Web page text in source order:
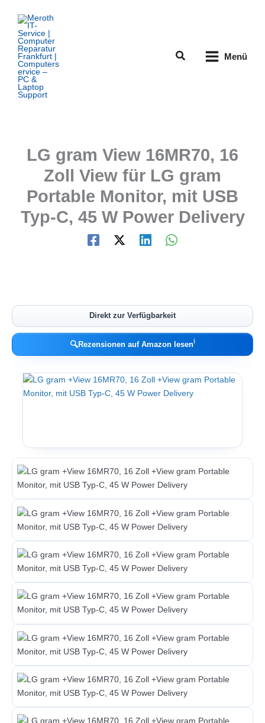
Inhalt
springen
Suchen Menü
LG gram View 16MR70, 16
Zoll View für LG gram
Portable Monitor, mit USB
Typ-C, 45 W Power Delivery
Direkt zur Verfügbarkeit
🔍Rezensionen auf Amazon lesenℹ︎